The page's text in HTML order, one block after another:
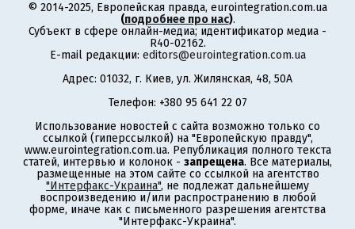
© 2014-2025, Европейская правда, eurointegration.com.ua
(подробнее про нас).
Субъект в сфере онлайн-медиа; идентификатор медиа -
R40-02162.
E-mail редакции: editors@eurointegration.com.ua
Адрес: 01032, г. Киев, ул. Жилянская, 48, 50А
Телефон: +380 95 641 22 07
Использование новостей с сайта возможно только со
ссылкой (гиперссылкой) на "Европейскую правду",
www.eurointegration.com.ua. Републикация полного текста
статей, интервью и колонок - запрещена. Все материалы,
размещенные на этом сайте со ссылкой на агентство
"Интерфакс-Украина", не подлежат дальнейшему
воспроизведению и/или распространению в любой
форме, иначе как с письменного разрешения агентства
"Интерфакс-Украина".